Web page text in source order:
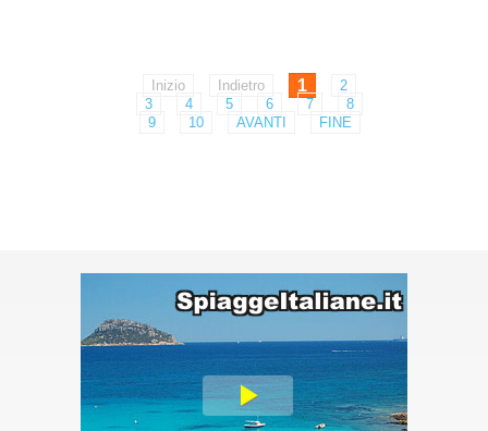
Inizio Indietro 1
2
3
4 5 6 7
8
9
10 AVANTI FINE